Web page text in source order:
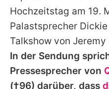
App
Hochzeitstag am 19.
Palastsprecher
Talkshow von
In der Sendung
Pressesprecher von
(†96) darüber, dass